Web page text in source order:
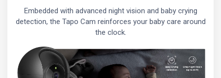
Embedded with advanced night vision and baby crying
detection, the Tapo Cam reinforces your baby care around
the clock.